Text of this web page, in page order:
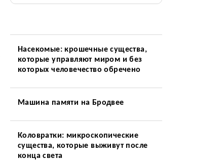
Насекомые: крошечные существа,
которые управляют миром и без
которых человечество обречено
Машина памяти на Бродвее
Коловратки: микроскопические
существа, которые выживут после
конца света